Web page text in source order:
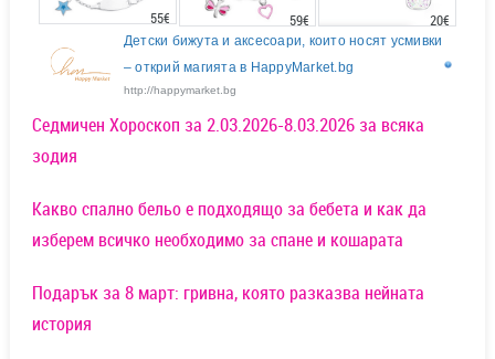
55€ 59€ 20€
Детски бижута и аксесоари, които носят усмивки
– открий магията в HappyMarket.bg
http://happymarket.bg
Седмичен Хороскоп за 2.03.2026-8.03.2026 за всяка
зодия
Какво спално бельо е подходящо за бебета и как да
изберем всичко необходимо за спане и кошарата
Подарък за 8 март: гривна, която разказва нейната
история